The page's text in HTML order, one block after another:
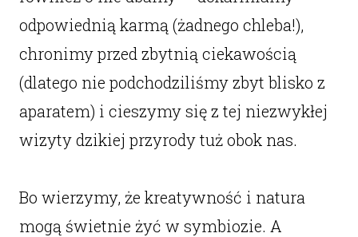
odpowiednią karmą (żadnego chleba!),
chronimy przed zbytnią ciekawością
(dlatego nie podchodziliśmy zbyt blisko z
aparatem) i cieszymy się z tej niezwykłej
wizyty dzikiej przyrody tuż obok nas.
Bo wierzymy, że kreatywność i natura
mogą świetnie żyć w symbiozie. A